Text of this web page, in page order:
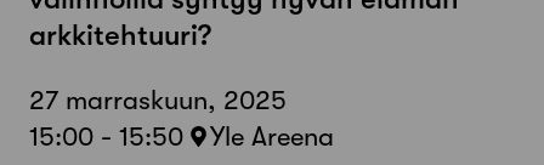
arkkitehtuuri?
27 marraskuun, 2025
15:00 - 15:50
Yle Areena